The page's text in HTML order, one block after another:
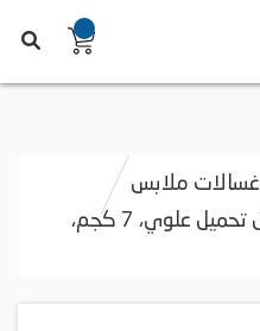
غسالات ملابس
غسالة ملابس اتوماتيك فريش تحميل علوي، 7 كجم،